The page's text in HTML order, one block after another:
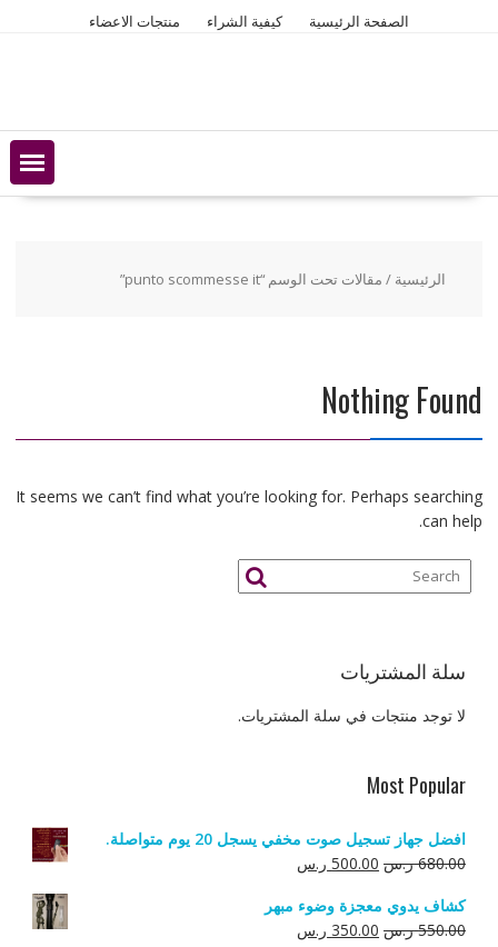
الصفحة الرئيسية كيفية الشراء منتجات الاعضاء
الرئيسية / مقالات تحت الوسم “punto scommesse it”
Nothing Found
It seems we can’t find what you’re looking for. Perhaps searching
can help.
سلة المشتريات
لا توجد منتجات في سلة المشتريات.
Most Popular
افضل جهاز تسجيل صوت مخفي يسجل 20 يوم متواصلة.
680.00 ر.س السعر
هو:
680.00 ر.س.
500.00 ر.سالسعر
هو:
500.00 ر.س.
كشاف يدوي معجزة وضوء مبهر
550.00 ر.س السعر
350.00 ر.سالسعر